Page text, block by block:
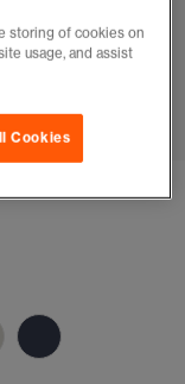
storing of cookies on
usage, and assist
Cookies